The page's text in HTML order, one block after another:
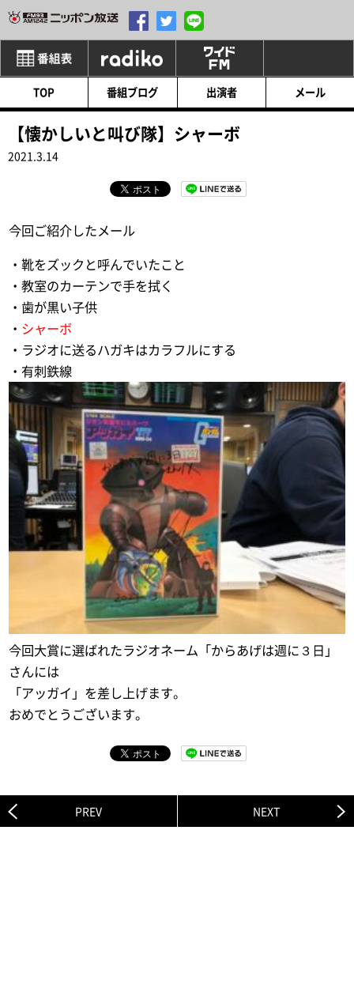
radiko
TOP 番組ブログ 出演者 メール
【懐かしいと叫び隊】シャーボ
2021.3.14
今回ご紹介したメール
・靴をズックと呼んでいたこと
・教室のカーテンで手を拭く
・歯が黒い子供
・ シャーボ
・ラジオに送るハガキはカラフルにする
・有刺鉄線
今回大賞に選ばれたラジオネーム「からあげは週に３日」
さんには
「アッガイ」を差し上げます。
おめでとうございます。
PREV NEXT